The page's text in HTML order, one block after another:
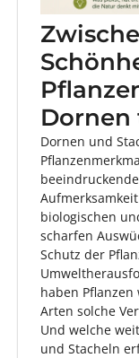
Dornen
Dornen und
biologischen
scharfen
Schutz der
haben
Arten solche
Und welche
und Stacheln